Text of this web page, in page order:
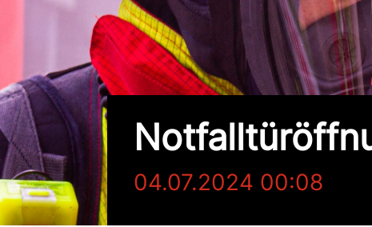
04.07.2024 00:08